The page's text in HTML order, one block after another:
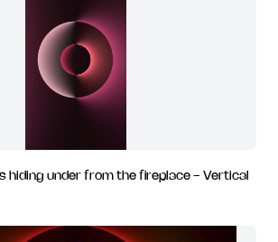
hiding under from the fireplace - Vertical